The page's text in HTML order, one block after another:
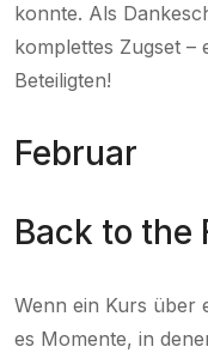
konnte. Als
komplettes Zugset –
Beteiligten!
Februar
Back to the
Wenn ein Kurs über
es Momente, in